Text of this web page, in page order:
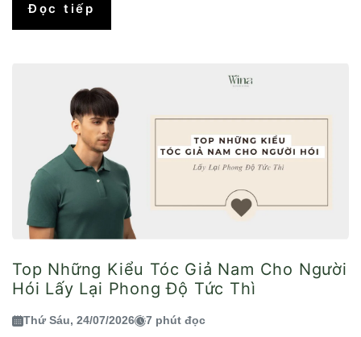
Đọc tiếp
Top Những Kiểu Tóc Giả Nam Cho Người
Hói Lấy Lại Phong Độ Tức Thì
Thứ Sáu, 24/07/2026 7 phút đọc